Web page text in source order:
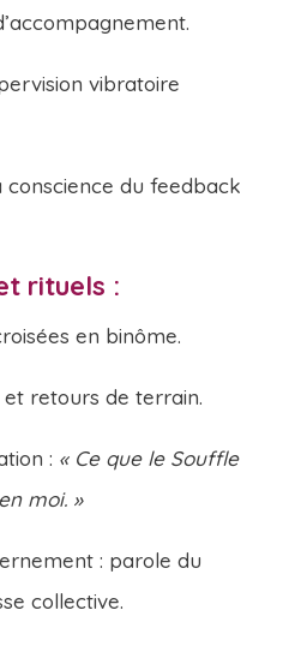
vibratoire
du feedback
rituels :
en binôme.
et retours de terrain.
: « Ce que le Souffle
moi. »
: parole du
collective.